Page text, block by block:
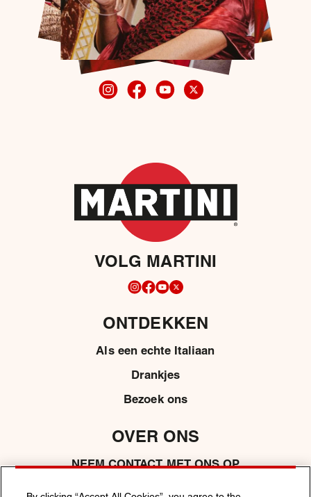
VOLG MARTINI
ONTDEKKEN
Als een echte Italiaan
Drankjes
Bezoek ons
OVER ONS
NEEM CONTACT MET ONS OP